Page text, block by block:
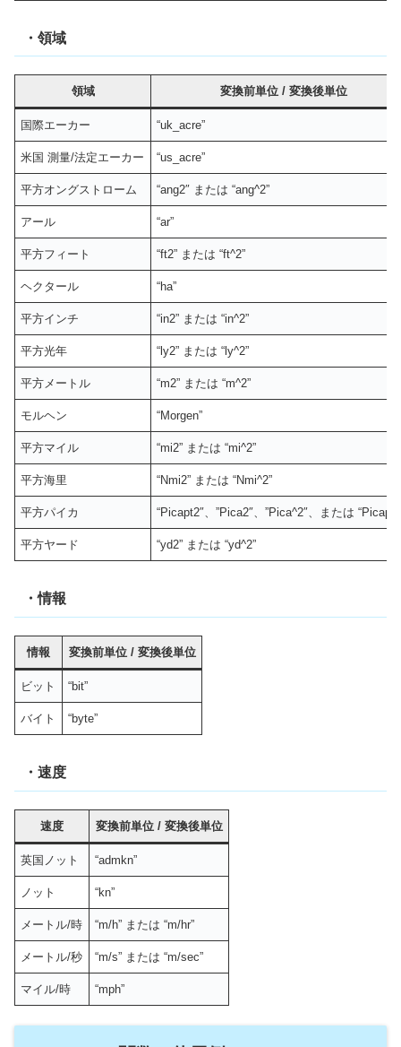
・領域
領域 変換前単位 / 変換後単位
国際エーカー “uk_acre”
米国 測量/法定エーカー “us_acre”
平方オングストローム “ang2″ または “ang^2”
アール “ar”
平方フィート “ft2” または “ft^2”
ヘクタール “ha”
平方インチ “in2” または “in^2”
平方光年 “ly2” または “ly^2”
平方メートル “m2” または “m^2”
モルヘン “Morgen”
平方マイル “mi2” または “mi^2”
平方海里 “Nmi2” または “Nmi^2”
平方パイカ “Picapt2″、”Pica2″、”Pica^2″、または
平方ヤード “yd2” または “yd^2”
・情報
情報 変換前単位 / 変換後単位
ビット “bit”
バイト “byte”
・速度
速度 変換前単位 / 変換後単位
英国ノット “admkn”
ノット “kn”
メートル/時 “m/h” または “m/hr”
メートル/秒 “m/s” または “m/sec”
マイル/時 “mph”